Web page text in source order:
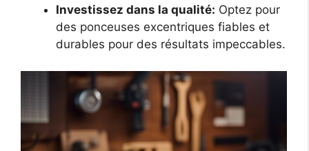
Investissez dans la qualité: Optez pour
des ponceuses excentriques fiables et
durables pour des résultats impeccables.